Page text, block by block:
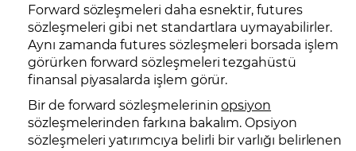
Forward sözleşmeleri daha esnektir, futures
sözleşmeleri gibi net standartlara uymayabilirler.
Aynı zamanda futures sözleşmeleri borsada işlem
görürken forward sözleşmeleri tezgahüstü
finansal piyasalarda işlem görür.
Bir de forward sözleşmelerininopsiyon
sözleşmelerinden farkına bakalım. Opsiyon
sözleşmeleri yatırımcıya belirli bir varlığı belirlenen